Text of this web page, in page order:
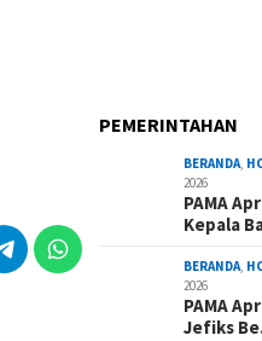
PEMERINTAHAN
BERANDA,
2026
PAMA
Kepala
BERANDA,
2026
PAMA
Jefiks